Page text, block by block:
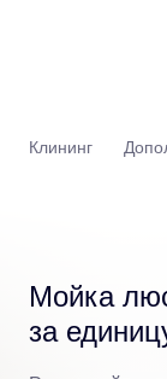
Клининг
Мойка
за